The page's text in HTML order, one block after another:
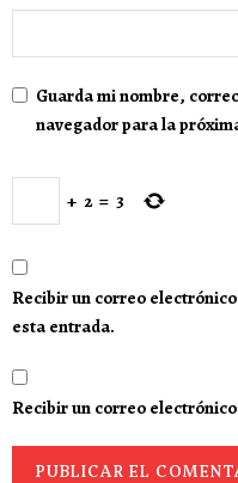
Guarda mi nombre,
navegador para la
+ 2 = 3
Recibir un correo
esta entrada.
Recibir un correo